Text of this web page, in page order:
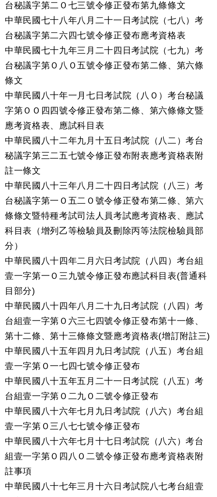
台秘議字第二Ｏ七三號令修正發布第九條條文
中華民國七十八年八月二十一日考試院（七八）考
台秘議字第二六四七號令修正發布應考資格表
中華民國七十九年三月二十四日考試院（七九）考
台秘議字第Ｏ八Ｏ五號令修正發布第二條、第六條
條文
中華民國八十年一月七日考試院（八Ｏ）考台秘議
字第ＯＯ四四號令修正發布第二條、第六條條文暨
應考資格表、應試科目表
中華民國八十二年九月十五日考試院（八二）考台
秘議字第三二五七號令修正發布附表應考資格表附
註一條文
中華民國八十三年八月二十四日考試院（八三）考
台秘議字第一Ｏ五二Ｏ號令修正發布第二條、第六
條條文暨特種考試司法人員考試應考資格表、應試
科目表（增列乙等檢驗員及刪除丙等法院檢驗員部
分）
中華民國八十四年二月六日考試院（八四）考台組
壹一字第一Ｏ三九號令修正發布應試科目表(普通科
目部分)
中華民國八十四年八月二十九日考試院（八四）考
台組壹一字第Ｏ六三七四號令修正發布第十一條、
第十二條、第十三條條文暨應考資格表(增訂附註三)
中華民國八十五年四月九日考試院（八五）考台組
壹一字第Ｏ一七四七號令修正發布
中華民國八十五年五月二十一日考試院（八五）考
台組壹一字第Ｏ二九Ｏ二號令修正發布
中華民國八十六年七月九日考試院（八六）考台組
壹一字第Ｏ三八七七號令修正發布
中華民國八十六年七月十七日考試院（八六）考台
組壹一字第Ｏ四八Ｏ二號令修正發布應考資格表附
註事項
中華民國八十七年三月十六日考試院八七考台組壹